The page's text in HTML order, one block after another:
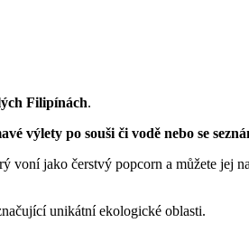
Filipínách.
výlety po souši či vodě nebo se
voní jako čerstvý popcorn a můžete jej
unikátní ekologické oblasti.